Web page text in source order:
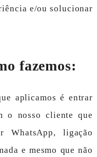
e/ou solucionar
fazemos:
aplicamos é entrar
o nosso cliente que
WhatsApp, ligação
e mesmo que não